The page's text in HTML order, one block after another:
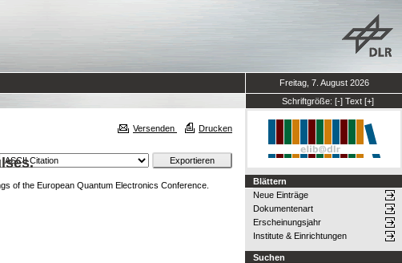
Freitag, 7. August 2026
Schriftgröße: [-] Text [+]
Versenden Drucken
of the European Quantum Electronics Conference.
Blättern
Neue Einträge
Dokumentenart
Erscheinungsjahr
Institute & Einrichtungen
Suchen